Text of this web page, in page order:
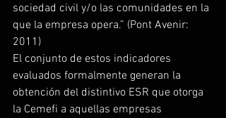
sociedad civil y/o las comunidades en la
que la empresa opera.” (Pont Avenir:
2011)
El conjunto de estos indicadores
evaluados formalmente generan la
obtención del distintivo ESR que otorga
la Cemefi a aquellas empresas